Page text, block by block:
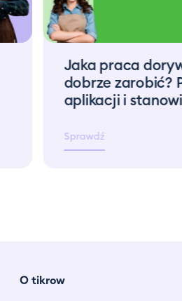
Jaka praca
dobrze zarobić?
aplikacji i
Sprawdź
O tikrow